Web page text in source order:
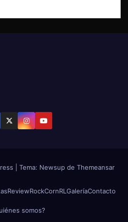
Tema: Newsup de Themeansar
ReviewRockCornRLGaleríaContacto
somos?